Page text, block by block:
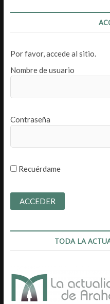
Por favor, accede al sitio.
Nombre de usuario
Contraseña
Recuérdame
TODA LA